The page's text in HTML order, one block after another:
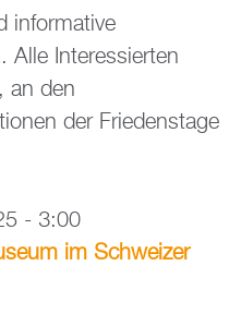
informative
Alle Interessierten
an den
der Friedenstage
- 3:00
im Schweizer